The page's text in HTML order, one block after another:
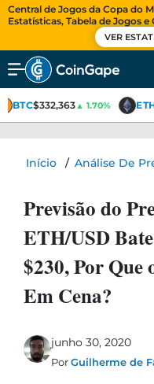
Central de Jogos da Copa do
Estatísticas, Tabela de Jogos e
VER
BTC$332,363▲ 1.70%
Início / Análise De
Previsão do
ETH/USD
$230, Por Que
Em Cena?
junho 30, 2020
PorGuilherme de